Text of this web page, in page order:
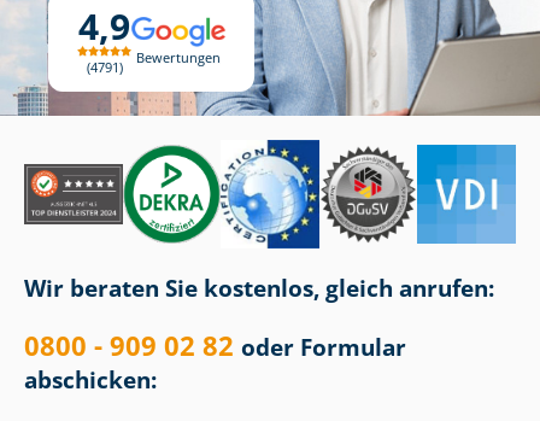
4,9
4791
Bewertungen
Wir beraten Sie kostenlos, gleich anrufen:
0800 - 909 02 82 oder Formular
abschicken: